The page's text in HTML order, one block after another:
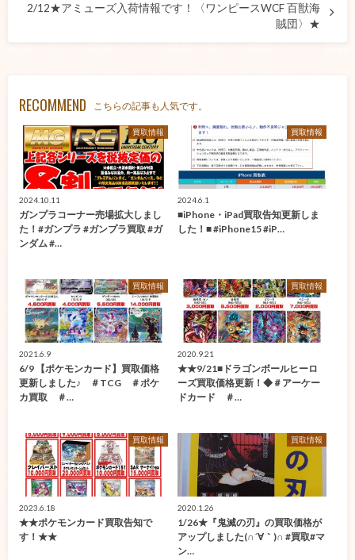
2/12★アミューズ入荷情報です！〈ワンピースWCF 百獣海
賊団〉★
RECOMMEND こちらの記事も人気です。
買取情報
2024.10.11
ガンプラコーナー売場拡大しまし
た！#ガンプラ #ガンプラ買取 #ガ
ンダム #…
買取情報
2024.6.1
■iPhone・iPad買取告知更新しま
した！■ #iPhone15 #iP…
買取情報
2021.6.9
6/9 【ポケモンカード】買取価格
更新しました♪ ＃TCG ＃ポケ
カ買取 ＃…
買取情報
2020.9.21
★★9/21■ドラゴンボールヒーロ
ーズ買取価格更新！◆＃アーケー
ドカード ＃…
買取情報
2023.6.18
★★ポケモンカード買取告知で
す！★★
買取情報
2020.1.26
1/26★『鬼滅の刃』の買取価格が
アップしました(∩´∀｀)∩ #買取#マ
ン…